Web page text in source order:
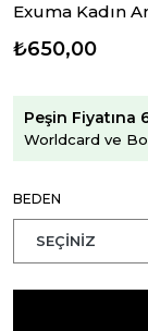
Exuma Kadın
₺650,00
Peşin Fiyatına
Worldcard ve
BEDEN